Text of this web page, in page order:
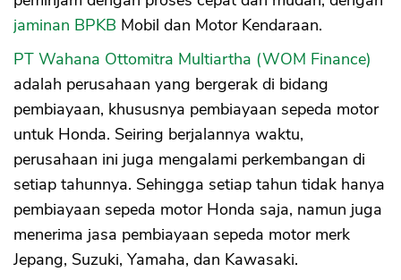
jaminan BPKB Mobil dan Motor Kendaraan.
PT Wahana Ottomitra Multiartha (WOM Finance)
adalah perusahaan yang bergerak di bidang
pembiayaan, khususnya pembiayaan sepeda motor
untuk Honda. Seiring berjalannya waktu,
perusahaan ini juga mengalami perkembangan di
setiap tahunnya. Sehingga setiap tahun tidak hanya
pembiayaan sepeda motor Honda saja, namun juga
menerima jasa pembiayaan sepeda motor merk
Jepang, Suzuki, Yamaha, dan Kawasaki.